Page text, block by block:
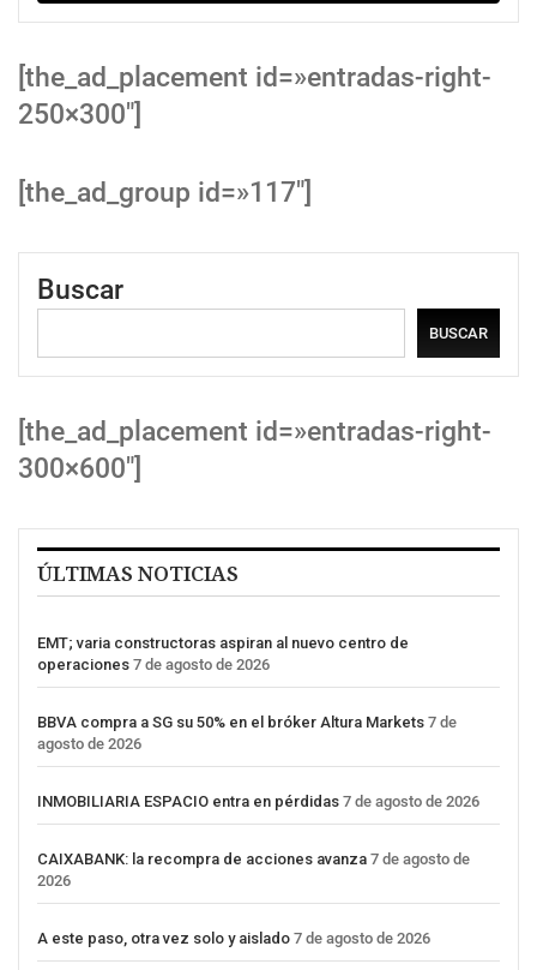
[the_ad_placement id=»entradas-right-
250×300″]
[the_ad_group id=»117″]
Buscar
BUSCAR
[the_ad_placement id=»entradas-right-
300×600″]
ÚLTIMAS NOTICIAS
EMT; varia constructoras aspiran al nuevo centro de
operaciones 7 de agosto de 2026
BBVA compra a SG su 50% en el bróker Altura Markets 7 de
agosto de 2026
INMOBILIARIA ESPACIO entra en pérdidas 7 de agosto de 2026
CAIXABANK: la recompra de acciones avanza 7 de agosto de
2026
A este paso, otra vez solo y aislado 7 de agosto de 2026